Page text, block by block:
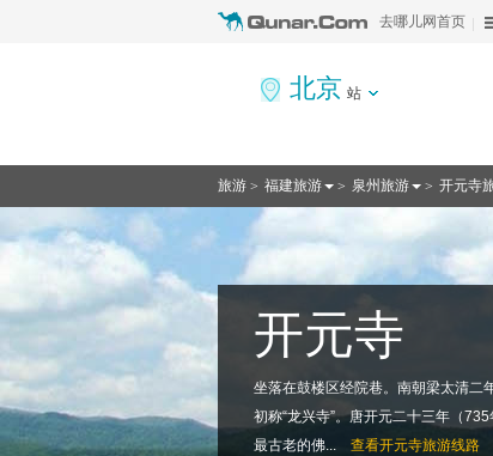
去哪儿网首页
北京 站
旅游 > 福建旅游 > 泉州旅游 > 开元寺
开元寺
坐落在鼓楼区经院巷。南朝梁太清二
初称“龙兴寺”。唐开元二十三年（
最古老的佛...
查看开元寺旅游线路